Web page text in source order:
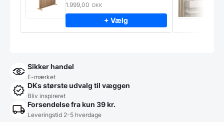
1.999,00 DKK
+ Vælg
Sikker handel
E-mærket
DKs største udvalg til væggen
Bliv inspireret
Forsendelse fra kun 39 kr.
Leveringstid 2-5 hverdage